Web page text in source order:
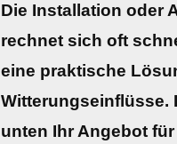
Die Installation oder
rechnet sich oft
eine praktische
Witterungseinflüsse.
unten Ihr Angebot